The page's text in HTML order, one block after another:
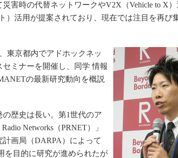
製造業ビッグデータ
メイドインジャパン
知財マネジメント
海外生産
グローバル設計・開発
制御セキュリティ
新型コロナへの対応
害時の代替ネットワークやV2X（Vehicle to X
）活用が提案されており、現在では注目を再び
東京都内でアドホックネッ
セミナーを開催し、同学 情報
の最新研究動向を概説
歴史は長い。第1世代のア
Networks（PRNET）」
画局（DARPA）によって
を目的に研究が進められたが